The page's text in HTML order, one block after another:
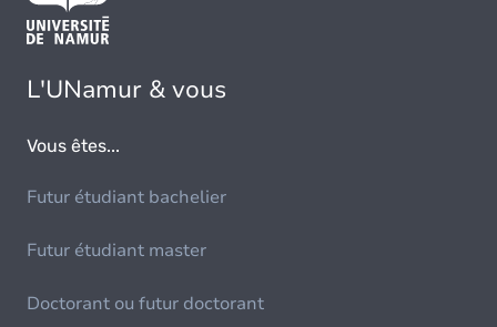
L'UNamur & vous
Vous êtes...
Futur étudiant bachelier
Futur étudiant master
Doctorant ou futur doctorant